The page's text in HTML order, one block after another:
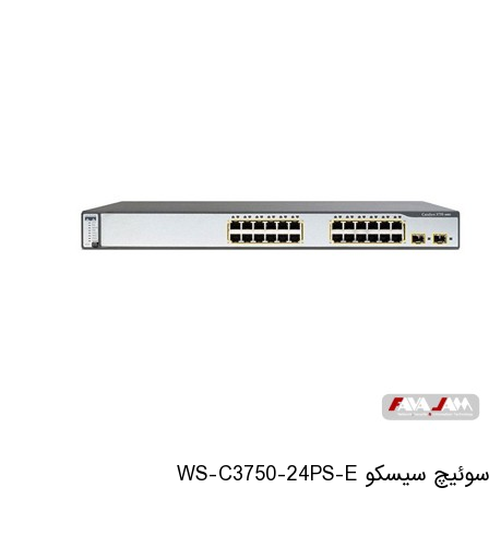
سوئیچ سیسکو WS-C3750-24PS-E